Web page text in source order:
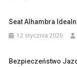
Seat Alhambra
12 stycznia 2020
Bezpieczeństwo